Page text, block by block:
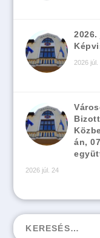
2026 júl.
án,
2026 júl. 24